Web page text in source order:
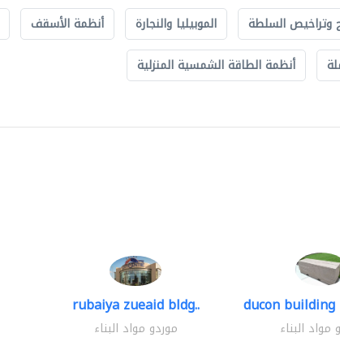
وتراخيص السلطة الموبيليا والنجارة أنظمة الأسقف
أنظمة الطاقة الشمسية المنزلية
rubaiya zueaid bldg..
موردو مواد البناء
ducon building
مواد البناء